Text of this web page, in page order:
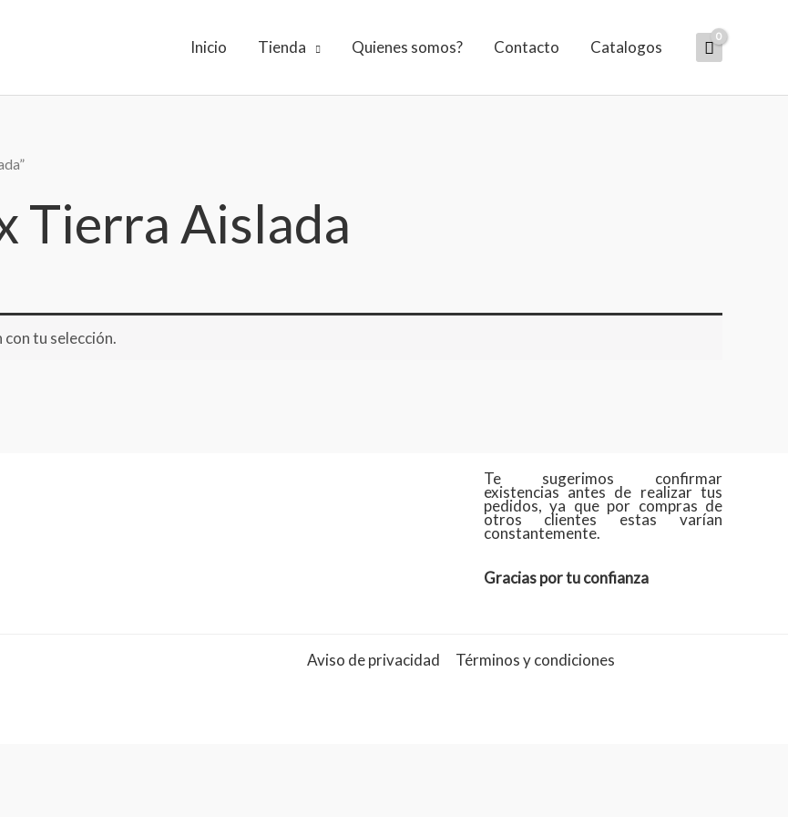
Inicio Tienda Quienes somos? Contacto Catalogos
Tierra Aislada
tu selección.
Te sugerimos confirmar
existencias antes de realizar tus
pedidos, ya que por compras de
otros clientes estas varían
constantemente.
Gracias por tu confianza
Aviso de privacidad Términos y condiciones